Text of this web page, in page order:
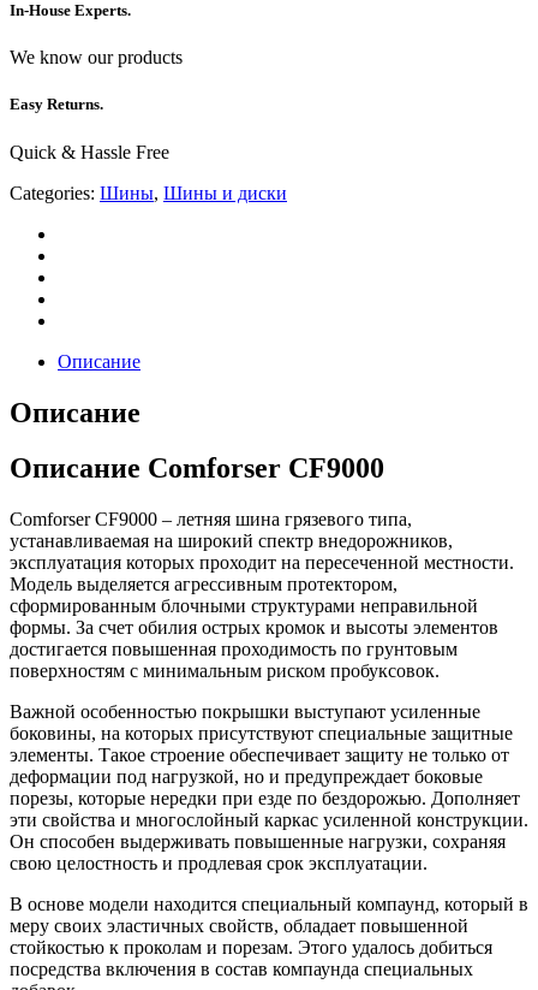
In-House Experts.
We know our products
Easy Returns.
Quick & Hassle Free
Categories: Шины, Шины и диски
Описание
Описание
Описание Comforser CF9000
Comforser CF9000 – летняя шина грязевого типа,
устанавливаемая на широкий спектр внедорожников,
эксплуатация которых проходит на пересеченной местности.
Модель выделяется агрессивным протектором,
сформированным блочными структурами неправильной
формы. За счет обилия острых кромок и высоты элементов
достигается повышенная проходимость по грунтовым
поверхностям с минимальным риском пробуксовок.
Важной особенностью покрышки выступают усиленные
боковины, на которых присутствуют специальные защитные
элементы. Такое строение обеспечивает защиту не только от
деформации под нагрузкой, но и предупреждает боковые
порезы, которые нередки при езде по бездорожью. Дополняет
эти свойства и многослойный каркас усиленной конструкции.
Он способен выдерживать повышенные нагрузки, сохраняя
свою целостность и продлевая срок эксплуатации.
В основе модели находится специальный компаунд, который в
меру своих эластичных свойств, обладает повышенной
стойкостью к проколам и порезам. Этого удалось добиться
посредства включения в состав компаунда специальных